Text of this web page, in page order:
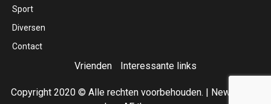
Sport
Diversen
Contact
Vrienden Interessante links
Copyright 2020 © Alle rechten voorbehouden. | Newsphere